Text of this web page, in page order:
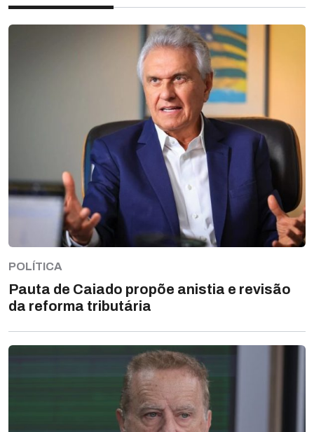
POLÍTICA
Pauta de Caiado propõe anistia e revisão
da reforma tributária